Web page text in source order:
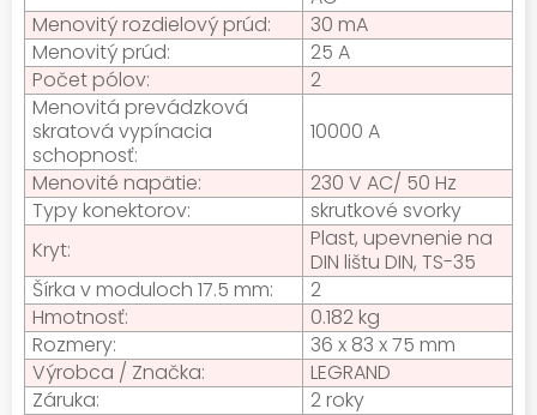
Menovitý rozdielový prúd:
30 mA
Menovitý prúd:
25 A
Počet pólov:
2
Menovitá prevádzková
skratová vypínacia
schopnosť:
10000 A
Menovité napätie:
230 V AC/ 50 Hz
Typy konektorov:
skrutkové svorky
Kryt:
Plast, upevnenie na
DIN lištu DIN, TS-35
Šírka v moduloch 17.5 mm:
2
Hmotnosť:
0.182 kg
Rozmery:
36 x 83 x 75 mm
Výrobca / Značka:
LEGRAND
Záruka:
2 roky